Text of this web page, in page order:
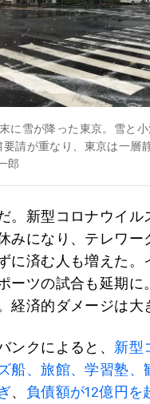
に雪が降った東京。雪と
請が重なり、東京は一層
郎
。新型コロナウイル
みになり、テレワー
に済む人も増えた。
ーツの試合も延期に
経済的ダメージは大
ンクによると、 新型
船、旅館、学習塾、
、 負債額が12億円を